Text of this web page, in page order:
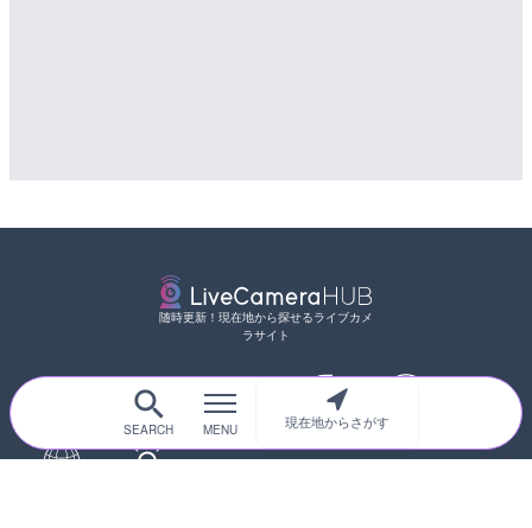
現在地からさがす
随時更新！現在地から探せるライブカメ
ラサイト
都道府県別 道路 河川 台風情報